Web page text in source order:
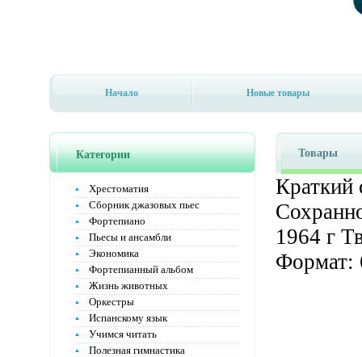
Начало Новые товары
Категории
Хрестоматия
Сборник джазовых пьес
Фортепиано
Пьесы и ансамбли
Экономика
Фортепианный альбом
Жизнь животных
Оркестры
Испанскому язык
Учимся читать
Полезная гимнастика
Товары
Краткий
1964 г
Формат: